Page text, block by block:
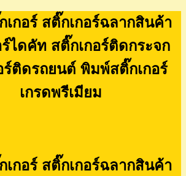
กอร์ สติ๊กเกอร์ฉลากสินค้า
ไดคัท สติ๊กเกอร์ติดกระจก
ร์ติดรถยนต์ พิมพ์สติ๊กเกอร์
เกรดพรีเมียม
กอร์ สติ๊กเกอร์ฉลากสินค้า